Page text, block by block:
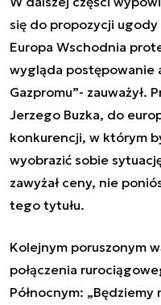
się do propozycji ugody
Europa Wschodnia
wygląda postępowanie
Gazpromu”- zauważył.
Jerzego Buzka, do
konkurencji, w którym
wyobrazić sobie
zawyżał ceny, nie
tego tytułu.
Kolejnym poruszonym
połączenia
Północnym: